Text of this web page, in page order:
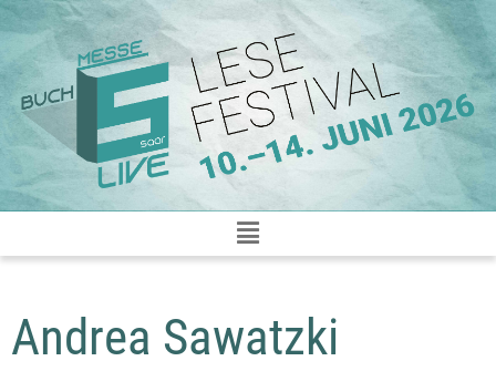
Zum
Inhalt
springen
Andrea Sawatzki